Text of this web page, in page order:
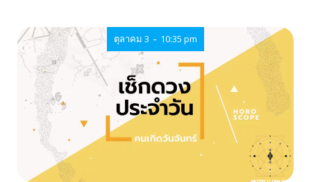
ตุลาคม 3 - 10:35 pm